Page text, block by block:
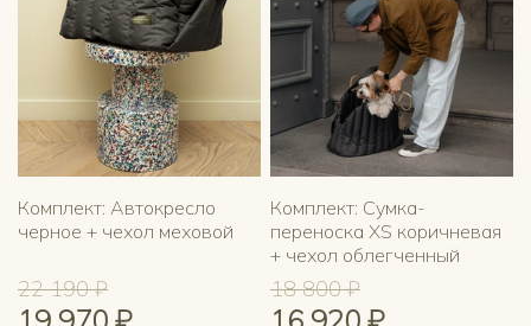
Комплект: Автокресло
черное + чехол меховой
22 190 ₽
Комплект: Сумка-
переноска XS коричневая
+ чехол облегченный
18 800 ₽